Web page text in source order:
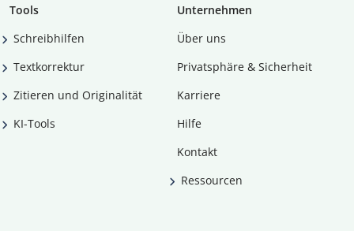
Tools
Schreibhilfen
Textkorrektur
Zitieren und Originalität
KI-Tools
Unternehmen
Über uns
Privatsphäre & Sicherheit
Karriere
Hilfe
Kontakt
Ressourcen